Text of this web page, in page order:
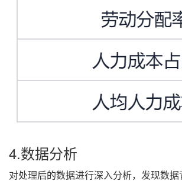
4.数据分析
对处理后的数据进行深入分析，发现数